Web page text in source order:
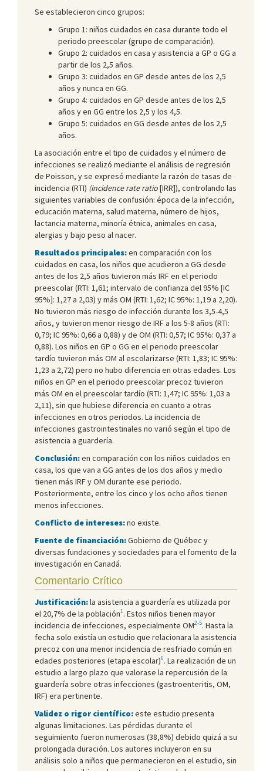
Se establecieron cinco grupos:
Grupo 1: niños cuidados en casa durante todo el
periodo preescolar (grupo de comparación).
Grupo 2: cuidados en casa y asistencia a GP o GG a
partir de los 2,5 años.
Grupo 3: cuidados en GP desde antes de los 2,5
años y nunca en GG.
Grupo 4: cuidados en GP desde antes de los 2,5
años y en GG entre los 2,5 y los 4,5.
Grupo 5: cuidados en GG desde antes de los 2,5
años.
La asociación entre el tipo de cuidados y el número de
infecciones se realizó mediante el análisis de regresión
de Poisson, y se expresó mediante la razón de tasas de
incidencia (RTI) (incidence rate ratio[IRR]), controlando las
siguientes variables de confusión: época de la infección,
educación materna, salud materna, número de hijos,
lactancia materna, minoría étnica, animales en casa,
alergias y bajo peso al nacer.
Resultados principales:en comparación con los
cuidados en casa, los niños que acudieron a GG desde
antes de los 2,5 años tuvieron más IRF en el periodo
preescolar (RTI: 1,61; intervalo de confianza del 95% [IC
95%]: 1,27 a 2,03) y más OM (RTI: 1,62; IC 95%: 1,19 a 2,20).
No tuvieron más riesgo de infección durante los 3,5-4,5
años, y tuvieron menor riesgo de IRF a los 5-8 años (RTI:
0,79; IC 95%: 0,66 a 0,88) y de OM (RTI: 0,57; IC 95%: 0,37 a
0,88). Los niños en GP o GG en el periodo preescolar
tardío tuvieron más OM al escolarizarse (RTI: 1,83; IC 95%:
1,23 a 2,72) pero no hubo diferencia en otras edades. Los
niños en GP en el periodo preescolar precoz tuvieron
más OM en el preescolar tardío (RTI: 1,47; IC 95%: 1,03 a
2,11), sin que hubiese diferencia en cuanto a otras
infecciones en otros periodos. La incidencia de
infecciones gastrointestinales no varió según el tipo de
asistencia a guardería.
Conclusión:en comparación con los niños cuidados en
casa, los que van a GG antes de los dos años y medio
tienen más IRF y OM durante ese periodo.
Posteriormente, entre los cinco y los ocho años tienen
menos infecciones.
Conflicto de intereses:no existe.
Fuente de financiación:Gobierno de Québec y
diversas fundaciones y sociedades para el fomento de la
investigación en Canadá.
Comentario Crítico
Justificación:la asistencia a guardería es utilizada por
el 20,7% de la población1. Estos niños tienen mayor
incidencia de infecciones, especialmente OM2-5. Hasta la
fecha solo existía un estudio que relacionara la asistencia
precoz con una menor incidencia de resfriado común en
edades posteriores (etapa escolar)6. La realización de un
estudio a largo plazo que valorase la repercusión de la
guardería sobre otras infecciones (gastroenteritis, OM,
IRF) era pertinente.
Validez o rigor científico:este estudio presenta
algunas limitaciones. Las pérdidas durante el
seguimiento fueron numerosas (38,8%) debido quizá a su
prolongada duración. Los autores incluyeron en su
análisis solo a niños que permanecieron en el estudio, sin